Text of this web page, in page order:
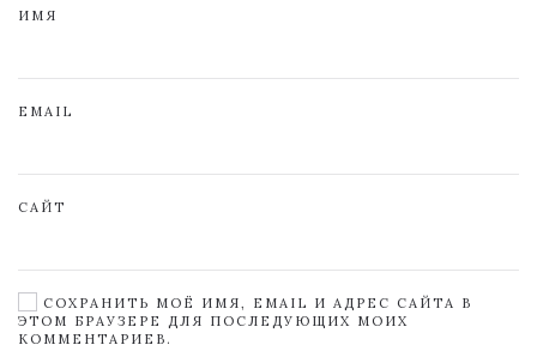
ИМЯ
EMAIL
САЙТ
СОХРАНИТЬ МОЁ ИМЯ, EMAIL И АДРЕС САЙТА В
ЭТОМ БРАУЗЕРЕ ДЛЯ ПОСЛЕДУЮЩИХ МОИХ
КОММЕНТАРИЕВ.